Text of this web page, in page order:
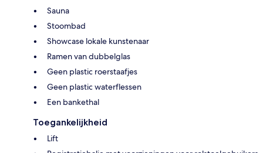
Sauna
Stoombad
Showcase lokale kunstenaar
Ramen van dubbelglas
Geen plastic roerstaafjes
Geen plastic waterflessen
Een bankethal
Toegankelijkheid
Lift